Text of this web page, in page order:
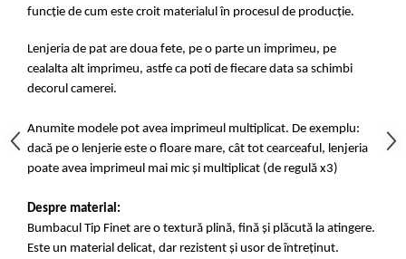
funcție de cum este croit materialul în procesul de producție.
Lenjeria de pat are doua fete, pe o parte un imprimeu, pe
cealalta alt imprimeu, astfe ca poti de fiecare data sa schimbi
decorul camerei.
Anumite modele pot avea imprimeul multiplicat. De exemplu:
dacă pe o lenjerie este o floare mare, cât tot cearceaful, lenjeria
poate avea imprimeul mai mic și multiplicat (de regulă x3)
Despre material:
Bumbacul Tip Finet are o textură plină, fină și plăcută la atingere.
Este un material delicat, dar rezistent și usor de întreținut.